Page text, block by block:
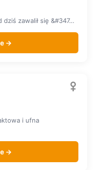
zawalił się &#347…
→
i ufna
→